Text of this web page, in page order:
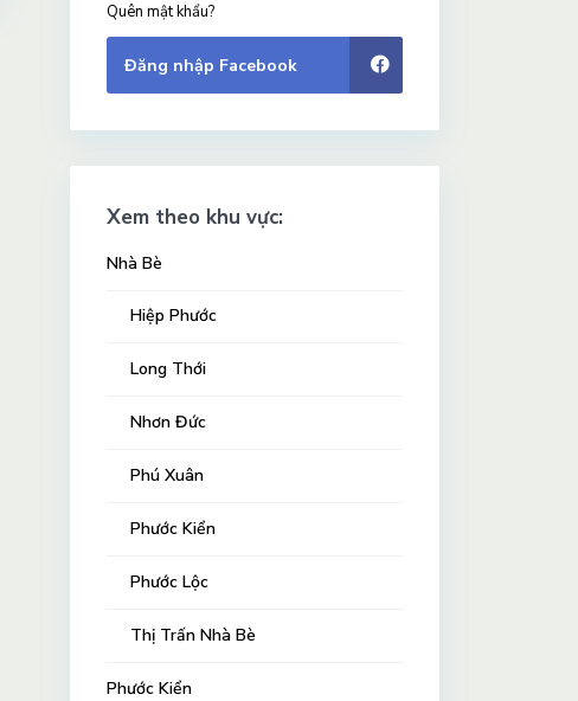
Quên mật khẩu?
Đăng nhập Facebook
Xem theo khu vực:
Nhà Bè
Hiệp Phước
Long Thới
Nhơn Đức
Phú Xuân
Phước Kiển
Phước Lộc
Thị Trấn Nhà Bè
Phước Kiển